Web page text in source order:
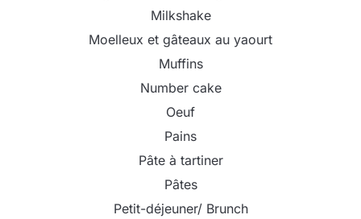
Milkshake
Moelleux et gâteaux au yaourt
Muffins
Number cake
Oeuf
Pains
Pâte à tartiner
Pâtes
Petit-déjeuner/ Brunch